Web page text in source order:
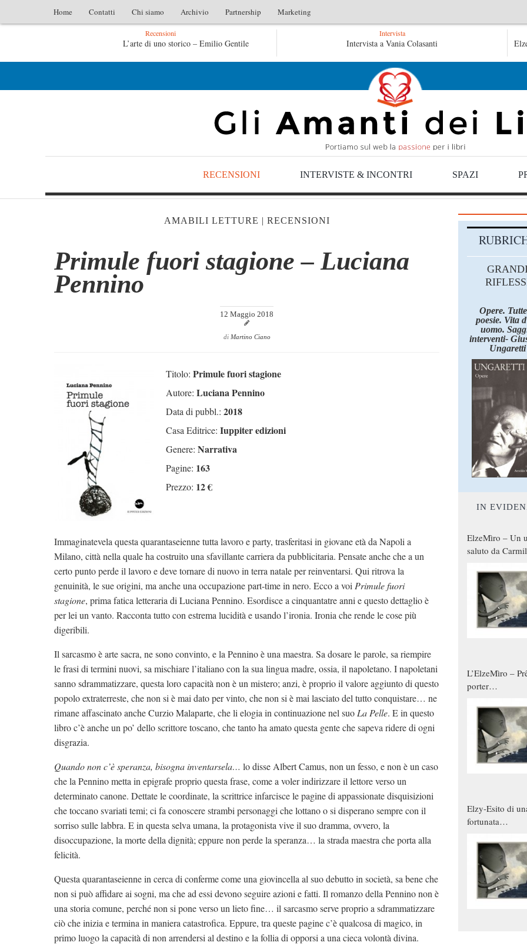
Home Contatti Chi siamo Archivio Partnership Marketing
Recensioni
L’arte di uno storico – Emilio Gentile Tutte le mattine di Sybil – Virginia Evans
Intervista
Intervista a Vania Colasanti
RECENSIONI INTERVISTE & INCONTRI SPAZI
AMABILI LETTURE | RECENSIONI
Primule fuori stagione – Luciana
Pennino
12 Maggio 2018
di Martino Ciano
Titolo: Primule fuori stagione
Autore: Luciana Pennino
Data di pubbl.: 2018
Casa Editrice: Iuppiter edizioni
Genere: Narrativa
Pagine: 163
Prezzo: 12 €
Immaginatevela questa quarantaseienne tutta lavoro e party, trasferitasi in giovane età da Napoli a
Milano, città nella quale ha costruito una sfavillante carriera da pubblicitaria. Pensate anche che a un
certo punto perde il lavoro e deve tornare di nuovo in terra natale per reinventarsi. Qui ritrova la
genuinità, le sue origini, ma anche una occupazione part-time in nero. Ecco a voi Primule fuori
stagione, prima fatica letteraria di Luciana Pennino. Esordisce a cinquantatre anni e questo dettaglio è
per lei un vanto. Racconta tutto con estrema lucidità e usando l’ironia. Ironia che rende le cose più
digeribili.
Il sarcasmo è arte sacra, ne sono convinto, e la Pennino è una maestra. Sa dosare le parole, sa riempire
le frasi di termini nuovi, sa mischiare l’italiano con la sua lingua madre, ossia, il napoletano. I napoletani
sanno sdrammatizzare, questa loro capacità non è un mistero; anzi, è proprio il valore aggiunto di questo
popolo extraterreste, che non si è mai dato per vinto, che non si è mai lasciato del tutto conquistare… ne
rimane affascinato anche Curzio Malaparte, che li elogia in continuazione nel suo La Pelle. E in questo
libro c’è anche un po’ dello scrittore toscano, che tanto ha amato questa gente che sapeva ridere di ogni
disgrazia.
Quando non c’è speranza, bisogna inventarsela… lo disse Albert Camus, non un fesso, e non è un caso
che la Pennino metta in epigrafe proprio questa frase, come a voler indirizzare il lettore verso un
determinato canone. Dettate le coordinate, la scrittrice infarcisce le pagine di appassionate disquisizioni
che toccano svariati temi; ci fa conoscere strambi personaggi che lottano o si disperano sempre con il
sorriso sulle labbra. E in questa selva umana, la protagonista vive il suo dramma, ovvero, la
disoccupazione, la morte della dignità; eppure non perde la speranza… la strada maestra che porta alla
felicità.
Questa quarantaseienne in cerca di conferme come una giovincella al suo debutto in società, sa bene che
non si può affidare ai sogni, ma che ad essi devono seguire azioni e fatti. Il romanzo della Pennino non è
una storia comune, perché non si pone verso un lieto fine… il sarcasmo serve proprio a sdrammatizzare
ciò che inizia e termina in maniera catastrofica. Eppure, tra queste pagine c’è qualcosa di magico, in
primo luogo la capacità di non arrendersi al destino e la follia di opporsi a una cieca volontà divina.
Opere.
poesie. Vita
uomo.
interventi-
Ungaretti
IN
ElzeMìro – Un
saluto da
qualche modo
donne
L’ElzeMìro –
porter
Elzy-Esito di
fortunata